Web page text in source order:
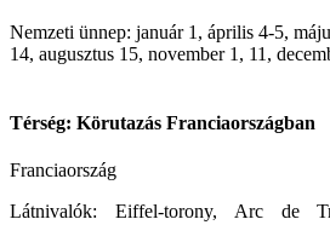
Nemzeti ünnep: január 1, április 4-5,
14, augusztus 15, november 1, 11,
Térség: Körutazás Franciaországban
Franciaország
Látnivalók: Eiffel-torony, Arc de